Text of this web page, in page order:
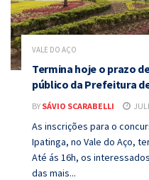
VALE DO AÇO
Termina hoje o prazo
público da Prefeitura
BY SÁVIO SCARABELLI
As inscrições para o
Ipatinga, no Vale do Aço,
Até ás 16h, os
das mais...